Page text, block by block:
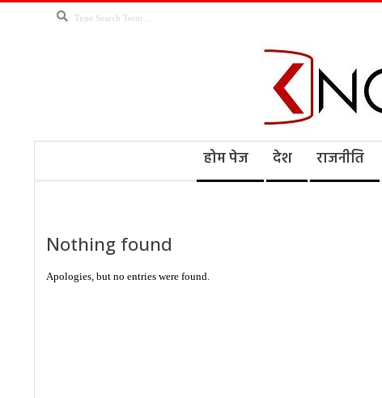
Search
होम पेज देश राजनीति
Nothing found
Apologies, but no entries were found.